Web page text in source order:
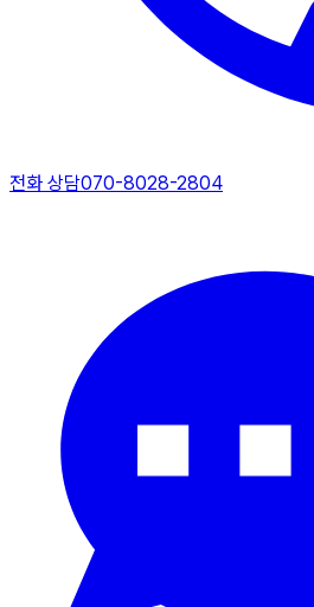
전화 상담070-8028-2804